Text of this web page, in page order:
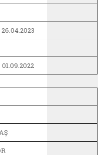
26.04.2023
01.09.2022